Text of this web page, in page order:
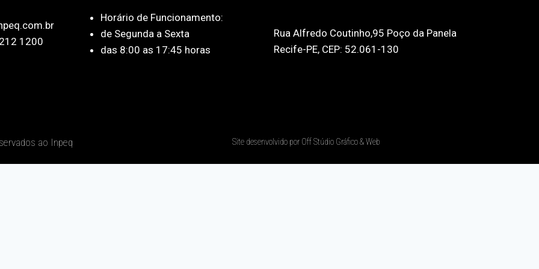
1200
Horário de Funcionamento:
de Segunda a Sexta
das 8:00 as 17:45 horas
Rua Alfredo Coutinho,95 Poço da Panela
Recife-PE, CEP: 52.061-130
ao Inpeq Site desenvolvido por Off Stúdio Gráfico & Web